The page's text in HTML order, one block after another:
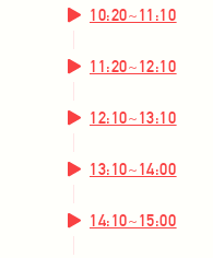
10:20~11:10
11:20~12:10
12:10~13:10
13:10~14:00
14:10~15:00